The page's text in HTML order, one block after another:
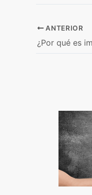
ANTERIOR
¿Por qué es